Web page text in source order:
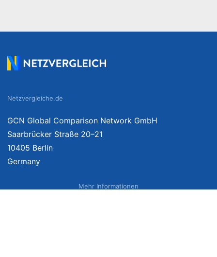
Netzvergleiche.de
GCN Global Comparison Network GmbH
Saarbrücker Straße 20–21
10405 Berlin
Germany
Mehr Informationen